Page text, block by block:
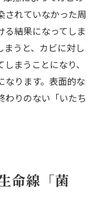
されていなかった周
る結果になってしま
まうと、カビに対し
まうことになり、
なります。表面的な
わりのない「いたち
命線「菌